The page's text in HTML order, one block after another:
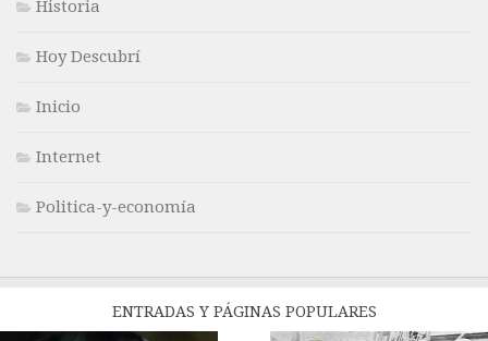
Historia
Hoy Descubrí
Inicio
Internet
Politica-y-economía
ENTRADAS Y PÁGINAS POPULARES